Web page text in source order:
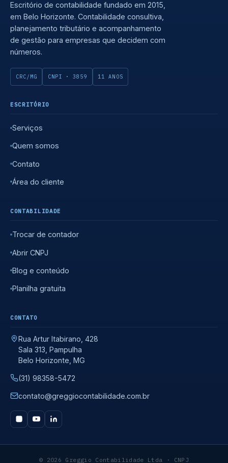
Escritório de contabilidade fundado em 2015,
em Belo Horizonte. Contabilidade consultiva,
planejamento tributário e acompanhamento
de gestão para empresas que decidem com
números.
CRC/MG CNPI · 3859 11 ANOS
ESCRITÓRIO
Serviços
Quem somos
Contato
Área do cliente
CONTABILIDADE
Trocar de contador
Abrir CNPJ
Blog e conteúdo
Planilha gratuita
CONTATO
Rua Artur Itabirano, 428
Sala 313, Pampulha
Belo Horizonte, MG
(31) 98358-5472
contato@greggiocontabilidade.com.br
© 2026 Greggio Contabilidade Ltda · CNPJ